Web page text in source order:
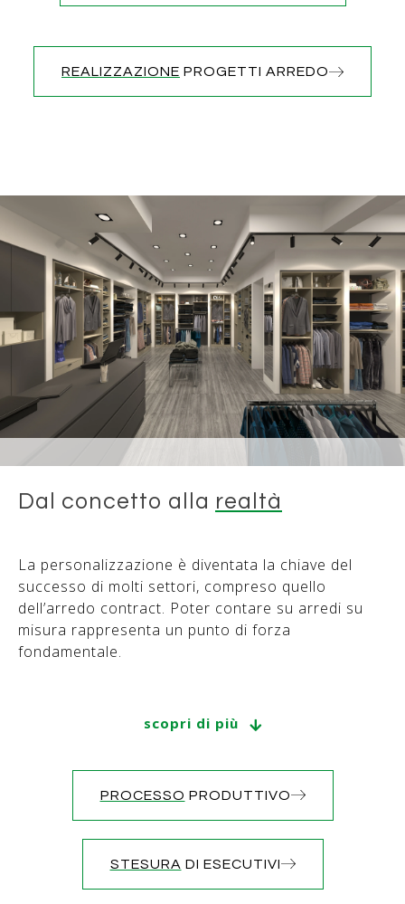
un’esperienza indimenticabile ai tuoi ospiti, clienti
e utenti.
REALIZZAZIONE PROGETTI ARREDO
Dal concetto alla realtà
La personalizzazione è diventata la chiave del
successo di molti settori, compreso quello
dell’arredo contract. Poter contare su arredi su
misura rappresenta un punto di forza
fondamentale.
complementi personalizzati consente di conferire
La nostra azienda, Karbaum, è specializzata nella
creazione di arredo contract su misura per
attentamente curatoper adattarsi alle
specifiche esigenze dell’ambiente e dei
scopri di più
PROCESSO PRODUTTIVO
STESURA DI ESECUTIVI